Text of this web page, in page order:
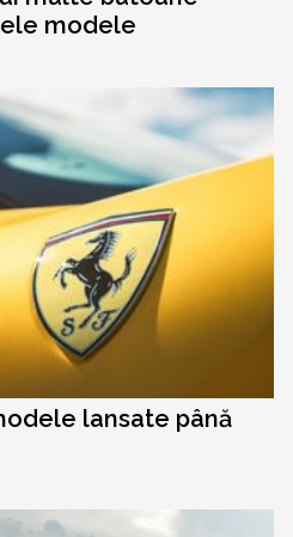
modele
lansate până